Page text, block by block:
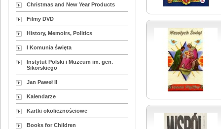
Christmas and New Year Products
Filmy DVD
History, Memoirs, Politics
I Komunia święta
Instytut Polski i Muzeum im. gen.
Sikorskiego
Jan Paweł II
Kalendarze
Kartki okolicznościowe
Books for Children